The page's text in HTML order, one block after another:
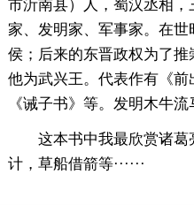
市沂南县）人，蜀汉丞相
家、发明家、军事家。在
侯；后来的东晋政权为了
他为武兴王。代表作有《前
《诫子书》等。发明木牛流
这本书中我最欣赏诸
计，草船借箭等······